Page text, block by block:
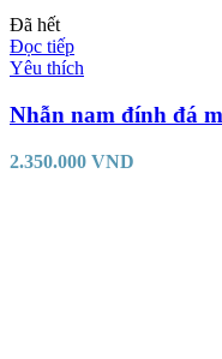
Đã hết
Đọc tiếp
Yêu thích
Nhẫn nam đính đá
2.350.000 VND